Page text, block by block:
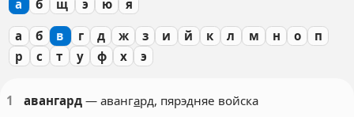
а б щ э ю я
а б в г д ж з и й к л м н о
п
р
с т у ф х э
1 авангард — авангард, пярэдняе войска